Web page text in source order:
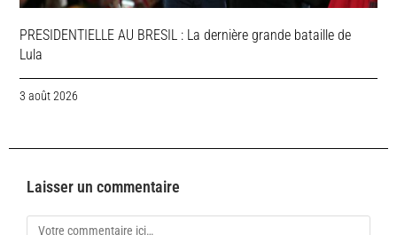
PRESIDENTIELLE AU BRESIL : La dernière grande bataille de
Lula
3 août 2026
Laisser un commentaire